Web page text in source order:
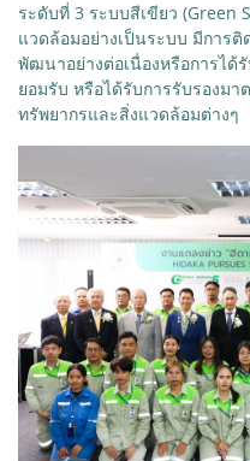
ระดับที่ 3 ระบบสีเขียว (Green
แวดล้อมอย่างเป็นระบบ มีการ
พัฒนาอย่างต่อเนื่องหรือการได้
ยอมรับ หรือได้รับการรับรองม
ทรัพยากรและสิ่งแวดล้อมต่างๆ